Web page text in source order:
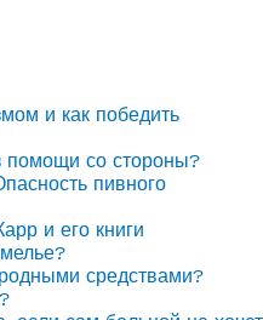
и как победить
помощи со стороны?
пивного
и его книги
средствами?